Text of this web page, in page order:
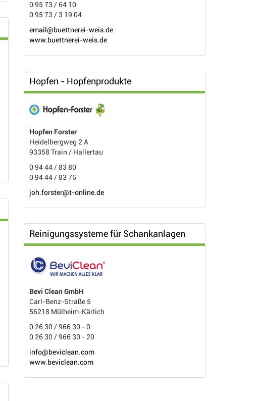
0 95 73 / 64 10
0 95 73 / 3 19 04
email@buettnerei-weis.de
www.buettnerei-weis.de
Hopfen - Hopfenprodukte
Hopfen Forster
Heidelbergweg 2 A
93358 Train / Hallertau
0 94 44 / 83 80
0 94 44 / 83 76
joh.forster@t-online.de
Reinigungssysteme für Schankanlagen
Bevi Clean GmbH
Carl-Benz-Straße 5
56218 Mülheim-Kärlich
0 26 30 / 966 30 - 0
0 26 30 / 966 30 - 20
info@beviclean.com
www.beviclean.com